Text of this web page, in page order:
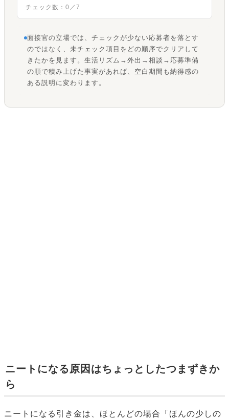
チェック数： 0 ／7
面接官の立場では、チェックが少ない応募者を落とす
のではなく、未チェック項目をどの順序でクリアして
きたかを見ます。生活リズム→外出→相談→応募準備
の順で積み上げた事実があれば、空白期間も納得感の
ある説明に変わります。
ニートになる原因はちょっとしたつまずきか
ら
ニートになる引き金は、ほとんどの場合「ほんの少しの